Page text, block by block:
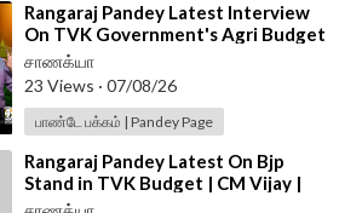
⁣Rangaraj Pandey Latest Interview
On TVK Government's Agri Budget
| CM Vijay | EPS | Udhayanidhi |DMK
சாணக்யா
23 Views · 07/08/26
பாண்டே பக்கம் | Pandey Page
⁣Rangaraj Pandey Latest On Bjp
Stand in TVK Budget | CM Vijay |
Nainar Nagenthran | Vinoth |